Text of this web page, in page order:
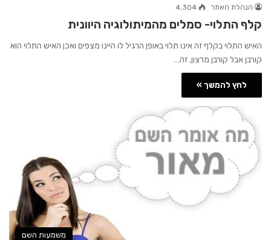
הנהלת האתר 4,304
קלף התלוי- סמלים מהמיתולוגיה היוונית
האיש התלוי בקלף זה אינו תלוי באופן הרגיל לו היינו מצפים ואכן האיש התלוי הוא
קורבן אבל קורבן מרצון. זה…
לחץ להמשך »
משמעות השם